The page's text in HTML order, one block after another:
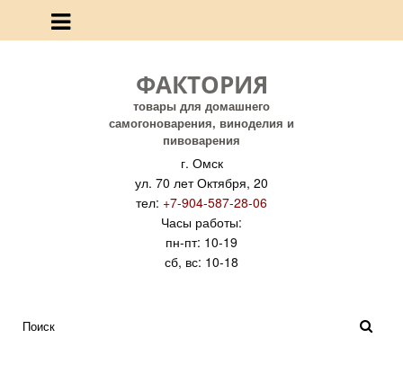
ФАКТОРИЯ
товары для домашнего
самогоноварения, виноделия и
пивоварения
г. Омск
ул. 70 лет Октября, 20
тел: +7-904-587-28-06
Часы работы:
пн-пт: 10-19
сб, вс: 10-18